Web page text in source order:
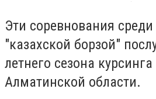
Эти соревнования среди
"казахской борзой"
летнего сезона
Алматинской области.